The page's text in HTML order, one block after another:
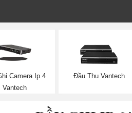
Camera Ip 4
Vantech
Đầu Thu Vantech